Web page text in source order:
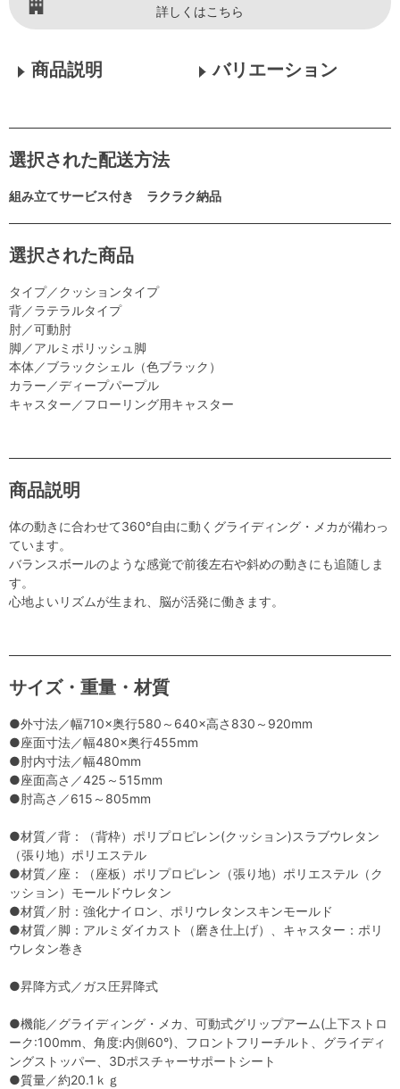
詳しくはこちら
商品説明 バリエーション
選択された配送方法
組み立てサービス付き ラクラク納品
選択された商品
タイプ／クッションタイプ
背／ラテラルタイプ
肘／可動肘
脚／アルミポリッシュ脚
本体／ブラックシェル（色ブラック）
カラー／ディープパープル
キャスター／フローリング用キャスター
商品説明
体の動きに合わせて360°自由に動くグライディング・メカが備わっ
ています。
バランスボールのような感覚で前後左右や斜めの動きにも追随しま
す。
心地よいリズムが生まれ、脳が活発に働きます。
サイズ・重量・材質
●外寸法／幅710×奥行580～640×高さ830～920mm
●座面寸法／幅480×奥行455mm
●肘内寸法／幅480mm
●座面高さ／425～515mm
●肘高さ／615～805mm
●材質／背：（背枠）ポリプロピレン(クッション)スラブウレタン
（張り地）ポリエステル
●材質／座：（座板）ポリプロピレン（張り地）ポリエステル（ク
ッション）モールドウレタン
●材質／肘：強化ナイロン、ポリウレタンスキンモールド
●材質／脚：アルミダイカスト（磨き仕上げ）、キャスター：ポリ
ウレタン巻き
●昇降方式／ガス圧昇降式
●機能／グライディング・メカ、可動式グリップアーム(上下ストロ
ーク:100mm、角度:内側60°)、フロントフリーチルト、グライディ
ングストッパー、3Dポスチャーサポートシート
●質量／約20.1ｋｇ